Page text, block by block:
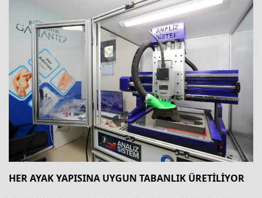
HER AYAK YAPISINA UYGUN TABANLIK ÜRETİLİYOR